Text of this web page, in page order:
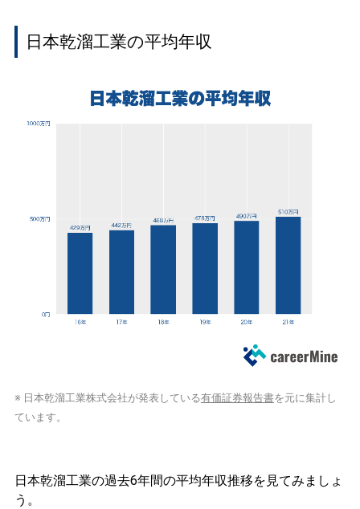
日本乾溜工業の平均年収
※ 日本乾溜工業株式会社が発表している有価証券報告書を元に集計し
ています。
日本乾溜工業の過去6年間の平均年収推移を見てみましょ
う。